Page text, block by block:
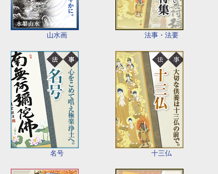
山水画 法事・法要
名号 十三仏